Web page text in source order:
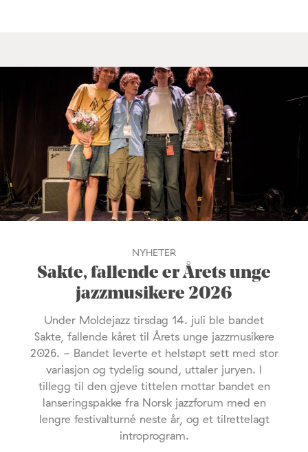
NYHETER
Sakte, fallende er Årets unge
jazzmusikere 2026
Under Moldejazz tirsdag 14. juli ble bandet
Sakte, fallende kåret til Årets unge jazzmusikere
2026. - Bandet leverte et helstøpt sett med stor
variasjon og tydelig sound, uttaler juryen. I
tillegg til den gjeve tittelen mottar bandet en
lanseringspakke fra Norsk jazzforum med en
lengre festivalturné neste år, og et tilrettelagt
introprogram.